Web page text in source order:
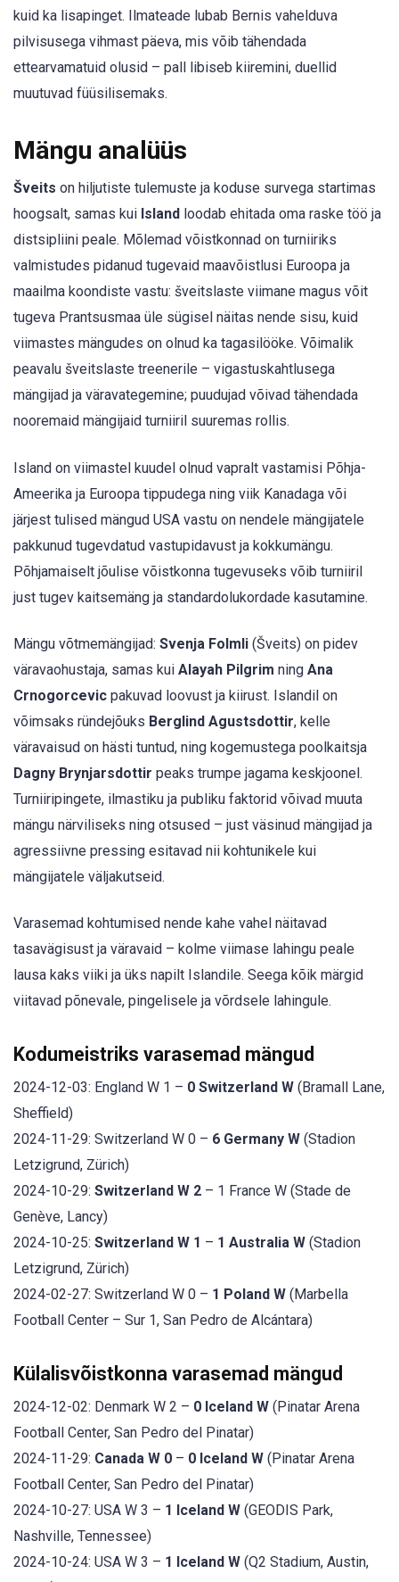
kuid ka lisapinget. Ilmateade lubab Bernis vahelduva
pilvisusega vihmast päeva, mis võib tähendada
ettearvamatuid olusid – pall libiseb kiiremini, duellid
muutuvad füüsilisemaks.
Mängu analüüs
Šveits on hiljutiste tulemuste ja koduse survega startimas
hoogsalt, samas kui Island loodab ehitada oma raske töö ja
distsipliini peale. Mõlemad võistkonnad on turniiriks
valmistudes pidanud tugevaid maavõistlusi Euroopa ja
maailma koondiste vastu: šveitslaste viimane magus võit
tugeva Prantsusmaa üle sügisel näitas nende sisu, kuid
viimastes mängudes on olnud ka tagasilööke. Võimalik
peavalu šveitslaste treenerile – vigastuskahtlusega
mängijad ja väravategemine; puudujad võivad tähendada
nooremaid mängijaid turniiril suuremas rollis.
Island on viimastel kuudel olnud vapralt vastamisi Põhja-
Ameerika ja Euroopa tippudega ning viik Kanadaga või
järjest tulised mängud USA vastu on nendele mängijatele
pakkunud tugevdatud vastupidavust ja kokkumängu.
Põhjamaiselt jõulise võistkonna tugevuseks võib turniiril
just tugev kaitsemäng ja standardolukordade kasutamine.
Mängu võtmemängijad: Svenja Folmli (Šveits) on pidev
väravaohustaja, samas kui Alayah Pilgrim ning Ana
Crnogorcevic pakuvad loovust ja kiirust. Islandil on
võimsaks ründejõuks Berglind Agustsdottir, kelle
väravaisud on hästi tuntud, ning kogemustega poolkaitsja
Dagny Brynjarsdottir peaks trumpe jagama keskjoonel.
Turniiripingete, ilmastiku ja publiku faktorid võivad muuta
mängu närviliseks ning otsused – just väsinud mängijad ja
agressiivne pressing esitavad nii kohtunikele kui
mängijatele väljakutseid.
Varasemad kohtumised nende kahe vahel näitavad
tasavägisust ja väravaid – kolme viimase lahingu peale
lausa kaks viiki ja üks napilt Islandile. Seega kõik märgid
viitavad põnevale, pingelisele ja võrdsele lahingule.
Kodumeistriks varasemad mängud
2024-12-03: England W 1 – 0 Switzerland W (Bramall Lane,
Sheffield)
2024-11-29: Switzerland W 0 – 6 Germany W (Stadion
Letzigrund, Zürich)
2024-10-29: Switzerland W 2 – 1 France W (Stade de
Genève, Lancy)
2024-10-25: Switzerland W 1 – 1 Australia W (Stadion
Letzigrund, Zürich)
2024-02-27: Switzerland W 0 – 1 Poland W (Marbella
Football Center – Sur 1, San Pedro de Alcántara)
Külalisvõistkonna varasemad mängud
2024-12-02: Denmark W 2 – 0 Iceland W (Pinatar Arena
Football Center, San Pedro del Pinatar)
2024-11-29: Canada W 0 – 0 Iceland W (Pinatar Arena
Football Center, San Pedro del Pinatar)
2024-10-27: USA W 3 – 1 Iceland W (GEODIS Park,
Nashville, Tennessee)
2024-10-24: USA W 3 – 1 Iceland W (Q2 Stadium, Austin,